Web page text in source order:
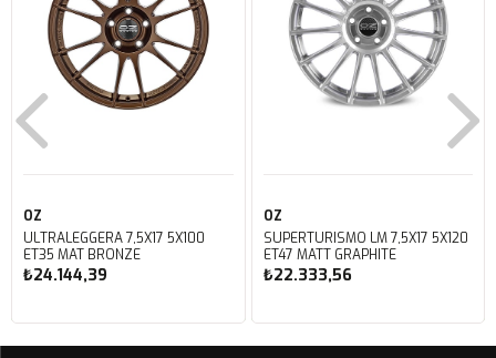
OZ
ULTRALEGGERA 7,5X17 5X100
ET35 MAT BRONZE
₺24.144,39
OZ
SUPERTURISMO LM 7,5X17 5X120
ET47 MATT GRAPHITE
₺22.333,56